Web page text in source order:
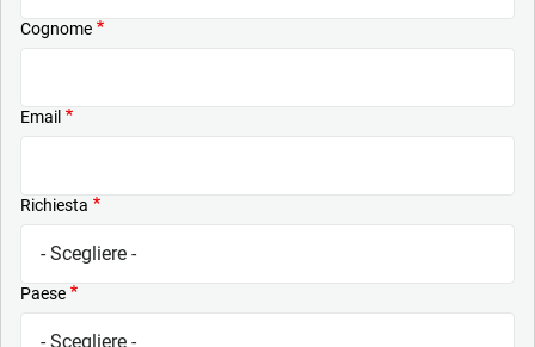
Cognome
Email
Richiesta
Paese